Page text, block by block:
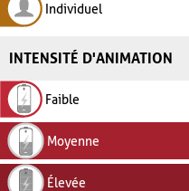
Individuel
INTENSITÉ D'ANIMATION
Faible
Moyenne
Élevée